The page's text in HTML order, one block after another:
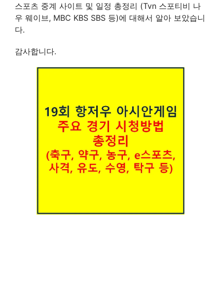
스포츠 중계 사이트 및 일정 총정리 (Tvn 스포티비 나
우 웨이브, MBC KBS SBS 등)에 대해서 알아 보았습니
다.
감사합니다.